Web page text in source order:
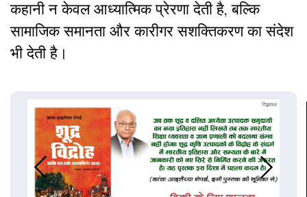
कहानी न केवल आध्यात्मिक प्रेरणा देती है, बल्कि
सामाजिक समानता और कारीगर सशक्तिकरण का संदेश
भी देती है।